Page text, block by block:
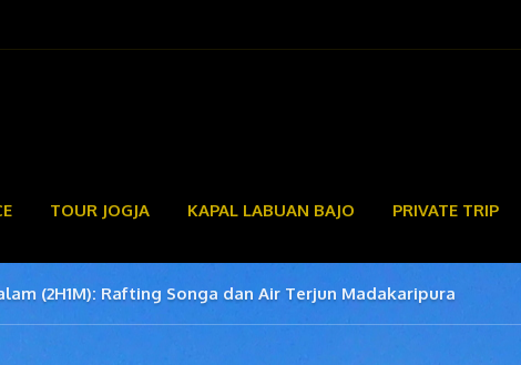
TOUR JOGJA KAPAL LABUAN BAJO PRIVATE TRIP
(2H1M): Rafting Songa dan Air Terjun Madakaripura